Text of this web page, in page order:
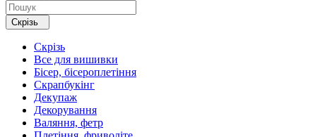
Скрізь
Скрізь
Все для вишивки
Бісер, бісероплетіння
Скрапбукінг
Декупаж
Декорування
Валяння, фетр